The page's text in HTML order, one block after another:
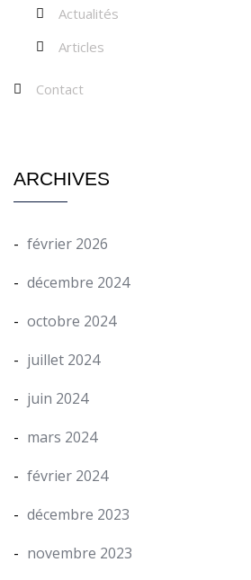
Actualités
Articles
Contact
ARCHIVES
février 2026
décembre 2024
octobre 2024
juillet 2024
juin 2024
mars 2024
février 2024
décembre 2023
novembre 2023